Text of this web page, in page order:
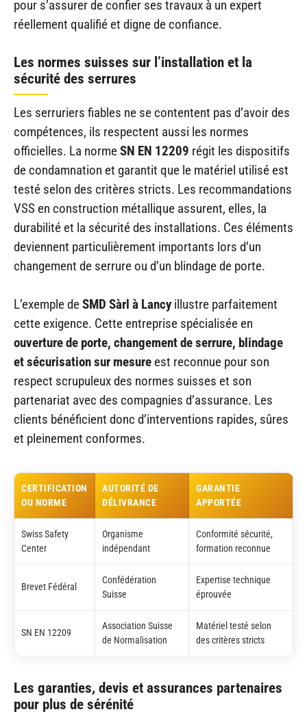
pour s’assurer de confier ses travaux à un expert
réellement qualifié et digne de confiance.
Les normes suisses sur l’installation et la
sécurité des serrures
Les serruriers fiables ne se contentent pas d’avoir des
compétences, ils respectent aussi les normes
officielles. La normeSN EN 12209 régit les dispositifs
de condamnation et garantit que le matériel utilisé est
testé selon des critères stricts. Les recommandations
VSS en construction métallique assurent, elles, la
durabilité et la sécurité des installations. Ces éléments
deviennent particulièrement importants lors d’un
changement de serrure ou d’un blindage de porte.
L’exemple deSMD Sàrl à Lancyillustre parfaitement
cette exigence. Cette entreprise spécialisée en
ouverture de porte, changement de serrure, blindage
et sécurisation sur mesure est reconnue pour son
respect scrupuleux des normes suisses et son
partenariat avec des compagnies d’assurance. Les
clients bénéficient donc d’interventions rapides, sûres
et pleinement conformes.
CERTIFICATION
OU NORME
AUTORITÉ DE
DÉLIVRANCE
GARANTIE
APPORTÉE
Swiss Safety
Center
Organisme
indépendant
Conformité sécurité,
formation reconnue
Brevet Fédéral
Confédération
Suisse
Expertise technique
éprouvée
SN EN 12209
Association Suisse
de Normalisation
Matériel testé selon
des critères stricts
Les garanties, devis et assurances partenaires
pour plus de sérénité